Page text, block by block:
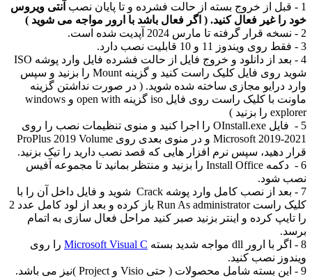
1 - قبل از خروج بسته از حالت فشرده و تا پایان نصب
آنتی ویروس
خود را غیر فعال کنید. ( اگر فعال باشد با ارور مواجه می شوید )
2 - نسخه قرار گرفته تا مارس 2024 آپدیت شده است.
3 - فقط روی ویندوز 11 و 10 قابلیت نصب دارد.
4 - بعد از دانلود و خروج فایل از حالت فشرده فایل وارد پوشه ISO
شوید روی فایل کلیک راست کنید و گزینه Mount را بزنید و سپس
وارد درایو مجازی ساخته شده شوید. ( در صورت نداشتن گزینه
ماونت با کلیک راست روی فایل iso گزینه open with و windows
explorer را بزنید )
5 - فایل OInstall.exe را اجرا کنید و منوی تنظیمات نصب را روی
Microsoft 2019-2021 و در منوی بعدی روی ProPlus 2019 Volume
قرار دهید، سپس نرم افزار هایی که قصد نصب دارید را تیک بزنید.
6 - دکمه Install Office را بزنید و منتظر بمانید تا مجموعه آفیس
نصب شود.
7 - بعد از نصب کامل وارد پوشه Crack شوید و فایل داخل آن را با
کلیک راست Run As administrator باز کرده و بعد از لود کامل عدد 2
را تایپ کرده و اینتر بزنید صبر کنید مراحل فعال سازی به اتمام
برسد.
8 - اگر با ارور dll مواجه شدید بسته
Microsoft Visual C را روی
ویندوز نصب کنید.
9 - این بسته شامل محصولات ( حتی Visio و Project )نیز می باشد.